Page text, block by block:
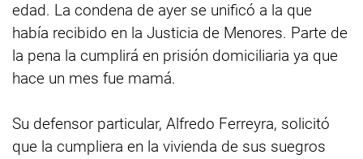
edad. La condena de ayer se unificó a la que
había recibido en la Justicia de Menores. Parte de
la pena la cumplirá en prisión domiciliaria ya que
hace un mes fue mamá.
Su defensor particular, Alfredo Ferreyra, solicitó
que la cumpliera en la vivienda de sus suegros